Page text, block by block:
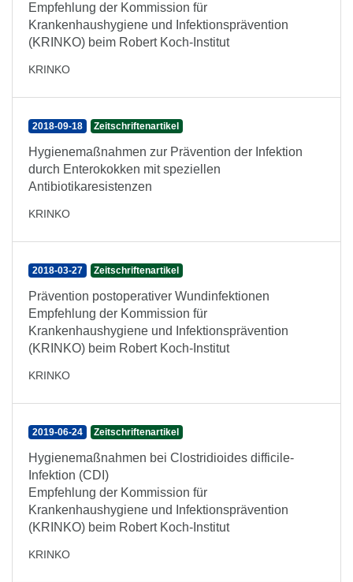
Empfehlung der Kommission für
Krankenhaushygiene und Infektionsprävention
(KRINKO) beim Robert Koch-Institut
KRINKO
2018-09-18 Zeitschriftenartikel
Hygienemaßnahmen zur Prävention der Infektion
durch Enterokokken mit speziellen
Antibiotikaresistenzen
KRINKO
2018-03-27 Zeitschriftenartikel
Prävention postoperativer Wundinfektionen
Empfehlung der Kommission für
Krankenhaushygiene und Infektionsprävention
(KRINKO) beim Robert Koch-Institut
KRINKO
2019-06-24 Zeitschriftenartikel
Hygienemaßnahmen bei Clostridioides difficile-
Infektion (CDI)
Empfehlung der Kommission für
Krankenhaushygiene und Infektionsprävention
(KRINKO) beim Robert Koch-Institut
KRINKO